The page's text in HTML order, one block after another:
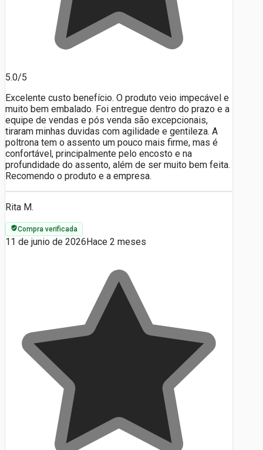
5.0/5
Excelente custo benefício. O produto veio impecável e
muito bem embalado. Foi entregue dentro do prazo e a
equipe de vendas e pós venda são excepcionais,
tiraram minhas duvidas com agilidade e gentileza. A
poltrona tem o assento um pouco mais firme, mas é
confortável, principalmente pelo encosto e na
profundidade do assento, além de ser muito bem feita.
Recomendo o produto e a empresa.
Rita M.
Compra verificada
11 de junio de 2026Hace 2 meses